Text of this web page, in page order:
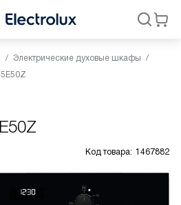
Электрические духовые шкафы
Код товара: 1467882